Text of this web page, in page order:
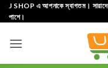
Skip
to
J SHOP এ আপনাকে স্বাগতম।
পাশে।